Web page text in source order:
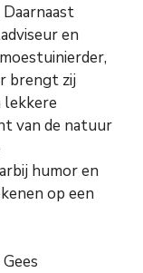
en
brengt zij
lekkere
van de natuur
humor en
op een